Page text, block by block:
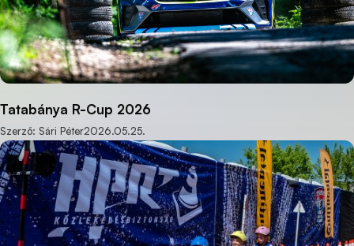
Tatabánya R-Cup 2026
Szerző: Sári Péter2026.05.25.